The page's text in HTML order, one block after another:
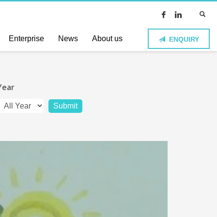
Enterprise News About us ENQUIRY